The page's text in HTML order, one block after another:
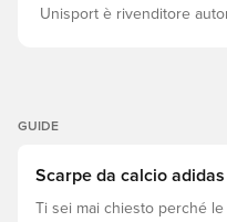
sistema di allacciatura
Unisport è rivenditore
GUIDE
Scarpe da calcio
Ti sei mai chiesto perché